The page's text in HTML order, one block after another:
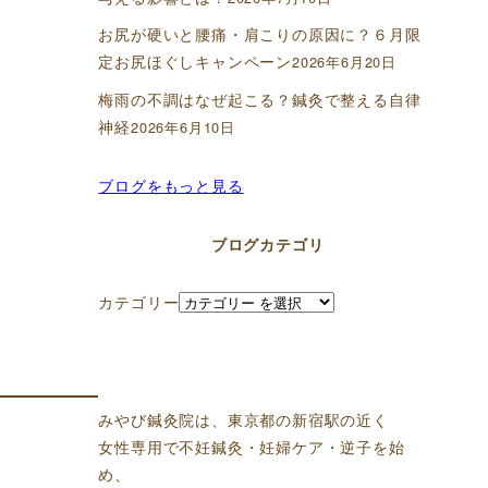
お尻が硬いと腰痛・肩こりの原因に？６月限
定お尻ほぐしキャンペーン2026年6月20日
梅雨の不調はなぜ起こる？鍼灸で整える自律
神経2026年6月10日
ブログをもっと見る
ブログカテゴリ
カテゴリー
みやび鍼灸院は、東京都の新宿駅の近く
女性専用で不妊鍼灸・妊婦ケア・逆子を始
め、